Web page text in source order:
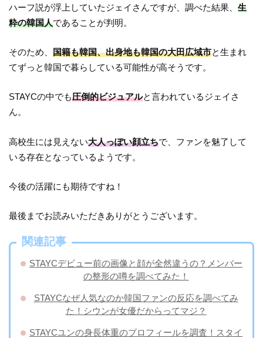
ハーフ説が浮上していたジェイさんですが、調べた結果、生
粋の韓国人であることが判明。
そのため、国籍も韓国、出身地も韓国の大田広域市と生まれ
てずっと韓国で暮らしている可能性が高そうです。
STAYCの中でも圧倒的ビジュアルと言われているジェイさ
ん。
高校生には見えない大人っぽい顔立ちで、ファンを魅了して
いる存在となっているようです。
今後の活躍にも期待ですね！
最後までお読みいただきありがとうございます。
関連記事
STAYCデビュー前の画像と顔が全然違うの？メンバー
の整形の噂を調べてみた！
STAYCなぜ人気なのか韓国ファンの反応を調べてみ
た！シウンが女優だからってマジ？
STAYCユンの身長体重のプロフィールを調査！スタイ